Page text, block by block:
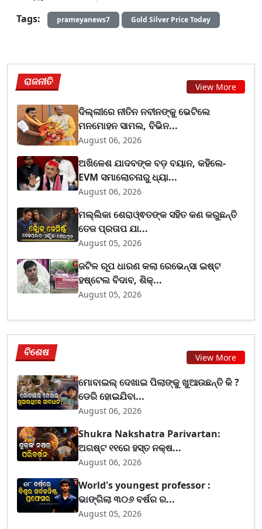
Tags:
prameyanews7 Gold Silver Price Today
ରାଜନୀତି View More
ଦିଲ୍ଲୀରେ ନୀତିନ ନବୀନଙ୍କୁ ଭେଟିଲେ
ମନମୋହନ ସାମଲ, ବିଭିନ...
August 06, 2026
ଅଖିଳେଶ ଯାଦବଙ୍କ ବଡ଼ ବୟାନ, କହିଲେ-
EVM ସମାଲୋଚନାରୁ ଧ୍ୟା...
August 06, 2026
ମଲ୍ଲିକା ଶେରାଓ୍ଵତଙ୍କ ସହିତ କଣ କରୁଛନ୍ତି
ତେଜ ପ୍ରତାପ ଯା...
August 05, 2026
ଜଟିଳ ରୂପ ଧାରଣ କଲା ରେଭେନ୍ସା ଇଷ୍ଟ
ହଷ୍ଟେଲ ବିଦାବ, ଶିକ୍...
August 05, 2026
ବିଶେଷ View More
ମୋବାଇଲ୍ ଦେଖାଇ ପିଲାଙ୍କୁ ଖୁଆଉଛନ୍ତି କି ?
ଡେରି ହୋଇଯିବା...
August 06, 2026
Shukra Nakshatra Parivartan:
ଅଗଷ୍ଟ ୧୧ରେ ହସ୍ତ ନକ୍ଷ...
August 06, 2026
World's youngest professor :
ଭାଙ୍ଗିଲା ୩୦୬ ବର୍ଷର ର...
August 05, 2026